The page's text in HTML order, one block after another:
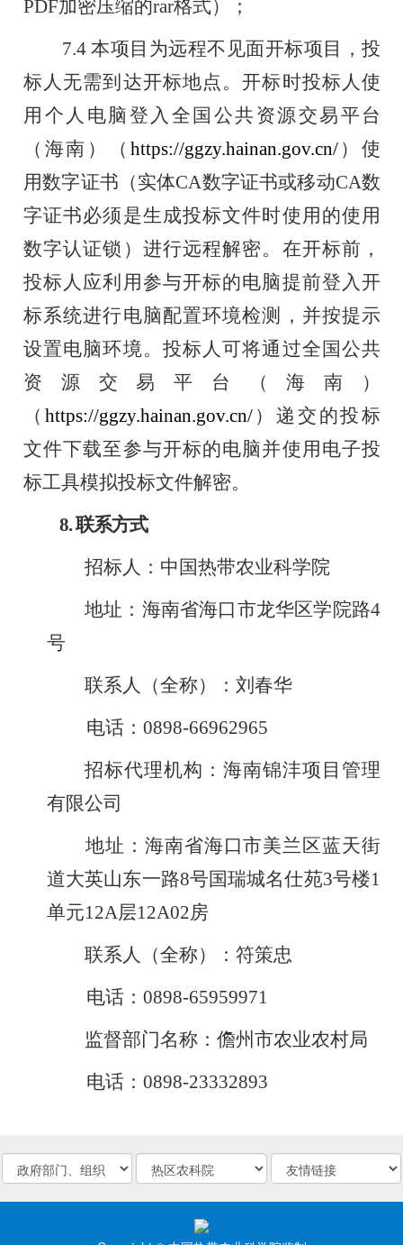
PDF加密压缩的rar格式）；
7.4 本项目为远程不见面开标项目，投
标人无需到达开标地点 。开标时投标人使
用个人电脑登入全国公共资源交易平台
（海南）
（ https://ggzy.hainan.gov.cn/）使
用数字证书（实体CA数字证书或移动CA数
字证书必须是生成投标文件时使用的使用
数字认证锁）进行远程解密。在开标前，
投标人应利用参与开标的电脑提前登入开
标系统进行电脑配置环境检测，并按提示
设置电脑环境。投标人可将通过全国公共
资源交易平台（海南）
（ https://ggzy.hainan.gov.cn/）递 交的投标
文件下载至参与开标的电脑并使用电子投
标工具模拟投标文件解密。
8.联系方式
招标人 ： 中国热带农业科学院
地址 ： 海南省海口市龙华区学院路4
号
联系人（全称）
： 刘春华
电话 ： 0898-66962965
招标代理机构 ： 海南锦沣项目管理
有限公司
地址 ： 海南省海口市美兰区蓝天街
道大英山东一路8号国瑞城名仕苑3号楼1
单元12A层12A02房
联系人（全称）
： 符策忠
电话 ： 0898-65959971
监督部门名称 ： 儋州市农业农村局
电话 ： 0898-23332893